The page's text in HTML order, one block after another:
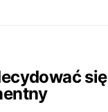
się